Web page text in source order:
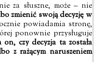
za słuszne, może – nie
zmienić swoją decyzję w
powiadamia stronę,
ponownie przysługuje
on, czy decyzja ta została
z rażącym naruszeniem